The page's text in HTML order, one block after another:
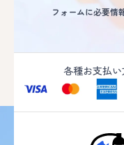
フォームに必要情
各種お支払い